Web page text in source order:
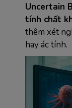
Uncertain
tính chất
thêm xét
hay ác tính.